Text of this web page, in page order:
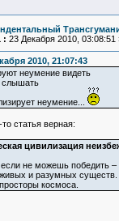
: 23 Декабря 2010, 03:08:51
2010, 21:07:43
неумение видеть
слышать
неумение...
статья верная:
цивилизация
не можешь победить
и разумных существ.
космоса.